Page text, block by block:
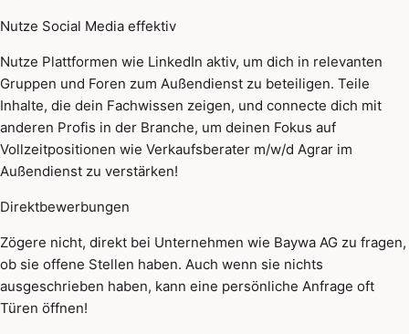
Nutze Social Media effektiv
Nutze Plattformen wie LinkedIn aktiv, um dich in relevanten
Gruppen und Foren zum Außendienst zu beteiligen. Teile
Inhalte, die dein Fachwissen zeigen, und connecte dich mit
anderen Profis in der Branche, um deinen Fokus auf
Vollzeitpositionen wie Verkaufsberater m/w/d Agrar im
Außendienst zu verstärken!
Direktbewerbungen
Zögere nicht, direkt bei Unternehmen wie Baywa AG zu fragen,
ob sie offene Stellen haben. Auch wenn sie nichts
ausgeschrieben haben, kann eine persönliche Anfrage oft
Türen öffnen!